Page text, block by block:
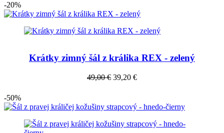
-20%
Krátky zimný šál z králika REX - zelený
49,00 € 39,20 €
-50%